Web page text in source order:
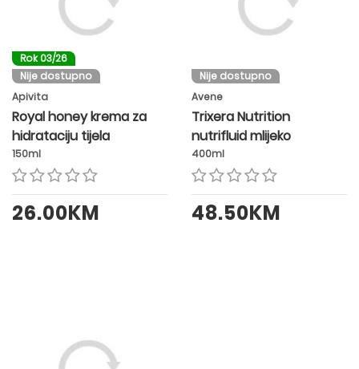
Rok 03/26
Nije dostupno
Apivita
Royal honey krema za
hidrataciju tijela
150ml
26.00KM
Nije dostupno
Avene
Trixera Nutrition
nutrifluid mlijeko
400ml
48.50KM